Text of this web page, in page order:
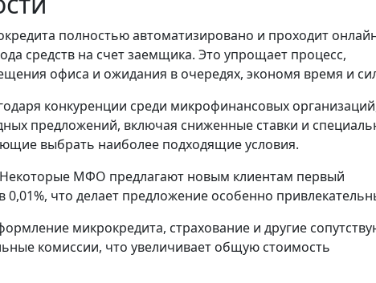
полностью автоматизировано и проходит
средств на счет заемщика. Это упрощает процесс,
офиса и ожидания в очередях, экономя время и
конкуренции среди микрофинансовых
предложений, включая сниженные ставки и
выбрать наиболее подходящие условия.
МФО предлагают новым клиентам первый
0,01%, что делает предложение особенно
микрокредита, страхование и другие
комиссии, что увеличивает общую стоимость